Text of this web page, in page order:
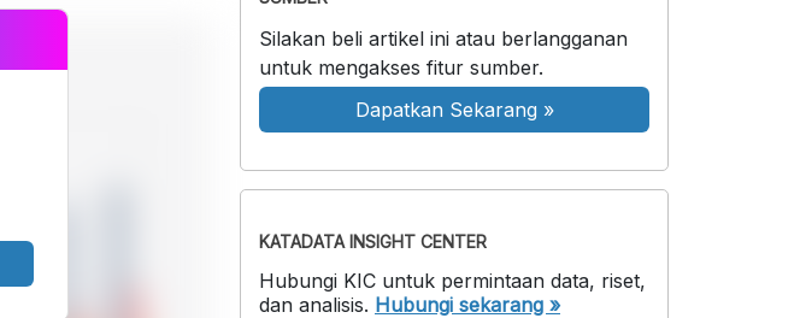
Silakan beli artikel ini atau berlangganan
untuk mengakses fitur sumber.
Dapatkan Sekarang »
KATADATA INSIGHT CENTER
Hubungi KIC untuk permintaan data, riset,
dan analisis. Hubungi sekarang »